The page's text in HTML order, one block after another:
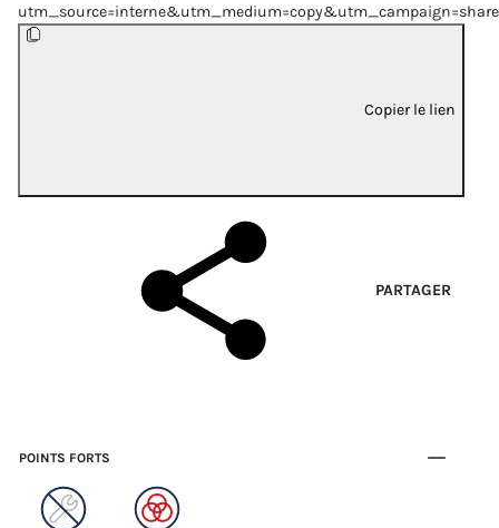
Copier le lien
PARTAGER
POINTS FORTS